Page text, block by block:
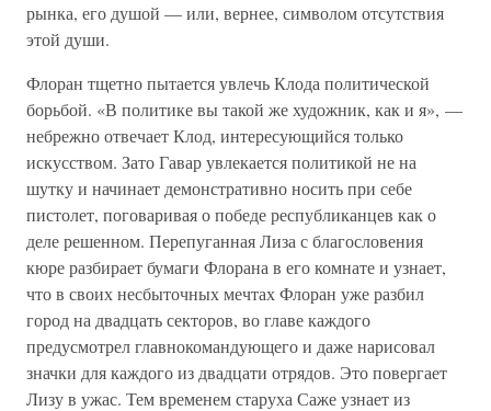
рынка, его душой — или, вернее, символом отсутствия
этой души.
Флоран тщетно пытается увлечь Клода политической
борьбой. «В политике вы такой же художник, как и я», —
небрежно отвечает Клод, интересующийся только
искусством. Зато Гавар увлекается политикой не на
шутку и начинает демонстративно носить при себе
пистолет, поговаривая о победе республиканцев как о
деле решенном. Перепуганная Лиза с благословения
кюре разбирает бумаги Флорана в его комнате и узнает,
что в своих несбыточных мечтах Флоран уже разбил
город на двадцать секторов, во главе каждого
предусмотрел главнокомандующего и даже нарисовал
значки для каждого из двадцати отрядов. Это повергает
Лизу в ужас. Тем временем старуха Саже узнает из